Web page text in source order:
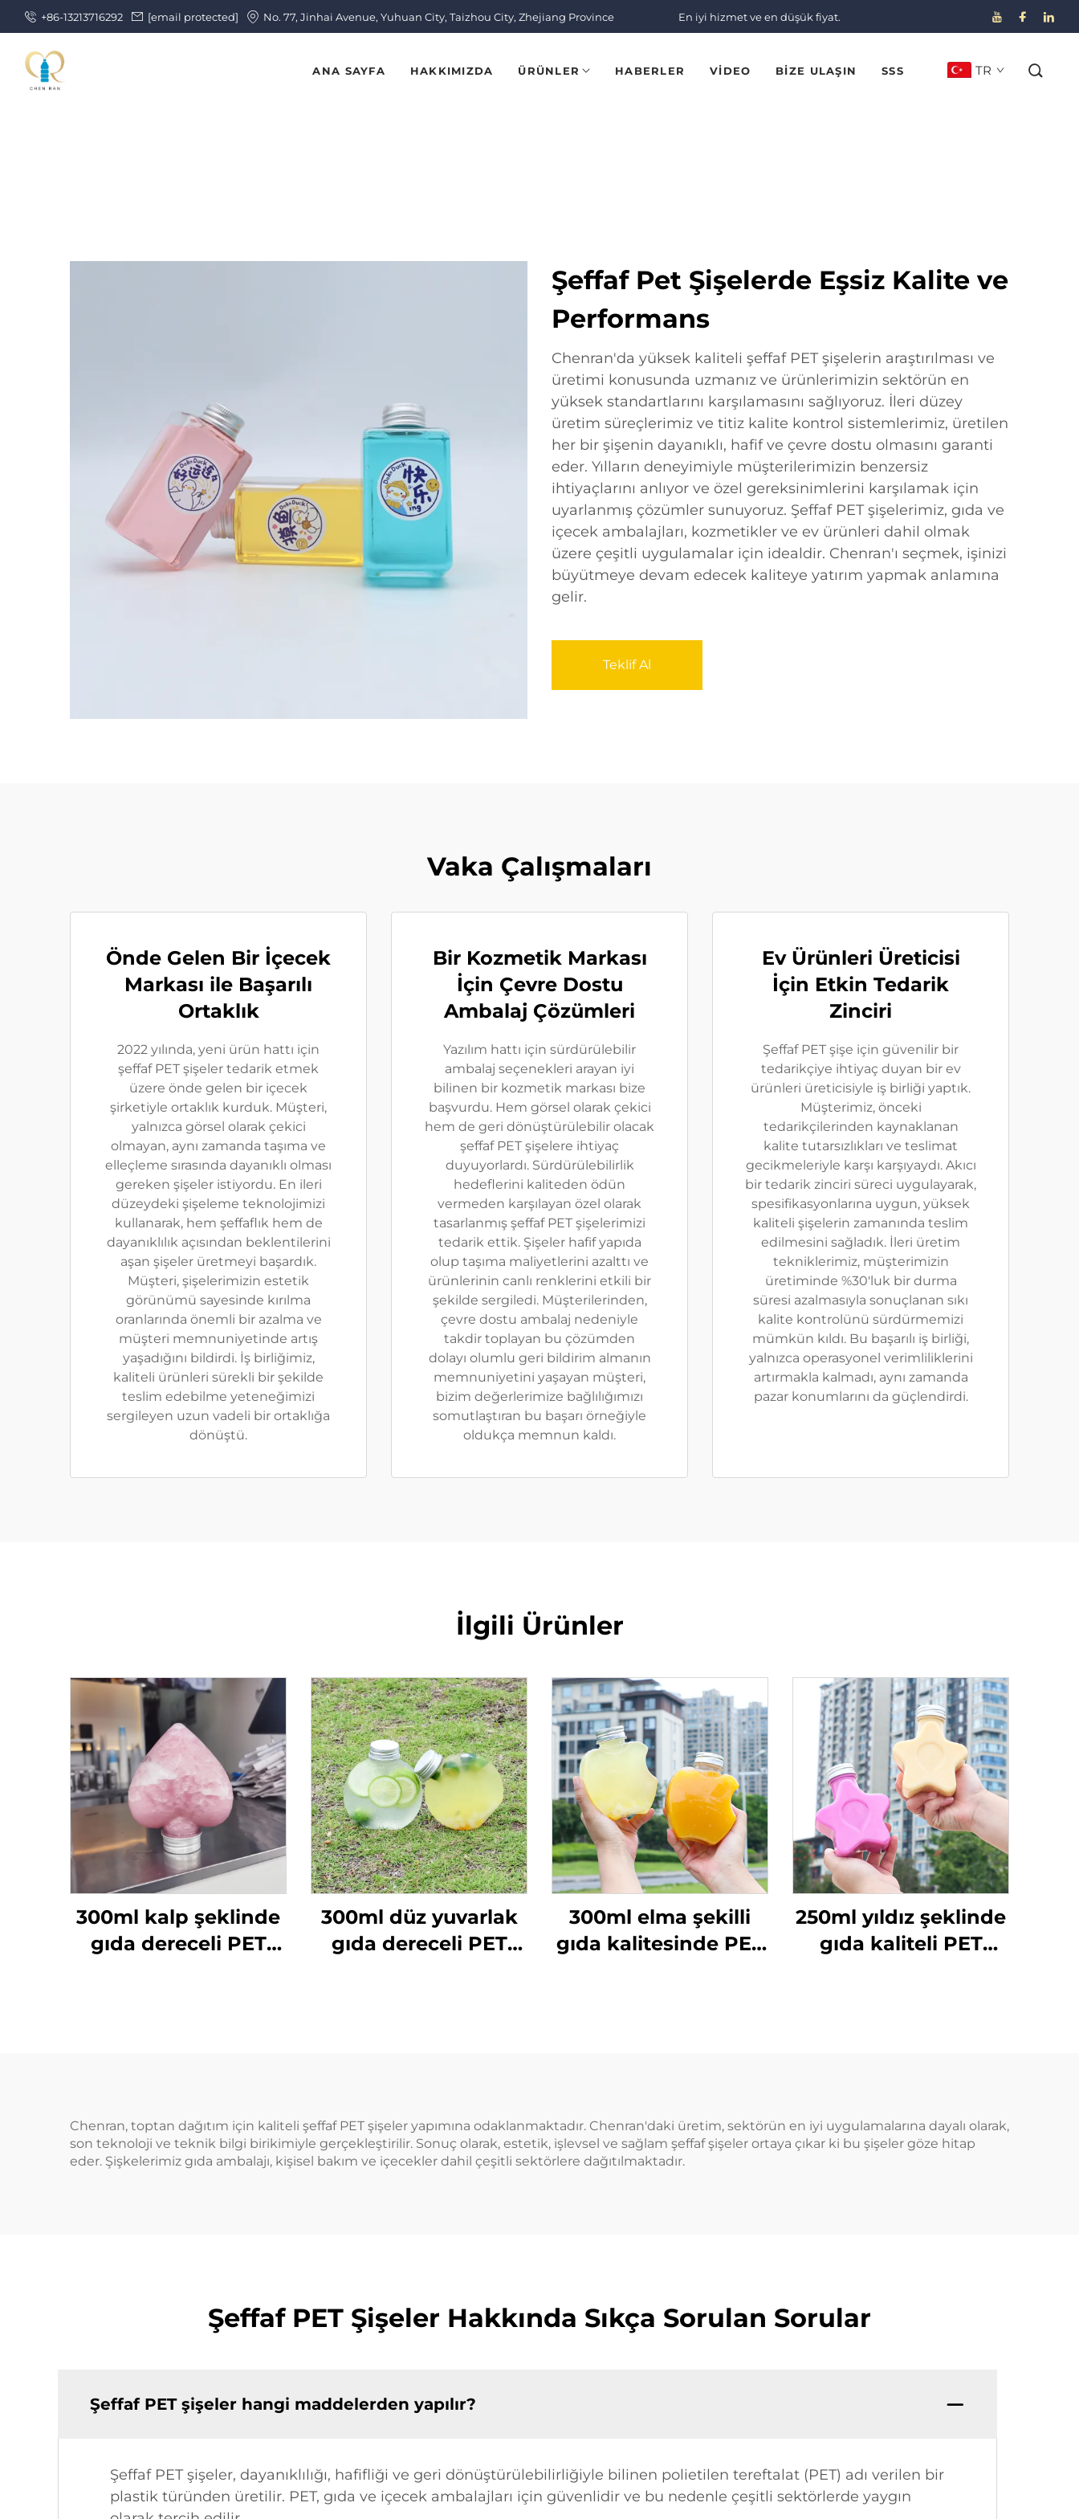
+86-13213716292 [email protected] No. 77, Jinhai Avenue, Yuhuan City, Taizhou City, Zhejiang Province En iyi hizmet ve en düşük fiyat.
ANA SAYFA HAKKIMIZDA ÜRÜNLER HABERLER VIDEO BIZE ULAŞIN SSS TR
Şeffaf Pet Şişelerde Eşsiz Kalite ve
Performans
Chenran'da yüksek kaliteli şeffaf PET şişelerin araştırılması ve
üretimi konusunda uzmanız ve ürünlerimizin sektörün en
yüksek standartlarını karşılamasını sağlıyoruz. İleri düzey
üretim süreçlerimiz ve titiz kalite kontrol sistemlerimiz, üretilen
her bir şişenin dayanıklı, hafif ve çevre dostu olmasını garanti
eder. Yılların deneyimiyle müşterilerimizin benzersiz
ihtiyaçlarını anlıyor ve özel gereksinimlerini karşılamak için
uyarlanmış çözümler sunuyoruz. Şeffaf PET şişelerimiz, gıda ve
içecek ambalajları, kozmetikler ve ev ürünleri dahil olmak
üzere çeşitli uygulamalar için idealdir. Chenran'ı seçmek, işinizi
büyütmeye devam edecek kaliteye yatırım yapmak anlamına
gelir.
Teklif Al
Vaka Çalışmaları
Önde Gelen Bir İçecek
Markası ile Başarılı
Ortaklık
2022 yılında, yeni ürün hattı için
şeffaf PET şişeler tedarik etmek
üzere önde gelen bir içecek
şirketiyle ortaklık kurduk. Müşteri,
yalnızca görsel olarak çekici
olmayan, aynı zamanda taşıma ve
elleçleme sırasında dayanıklı olması
gereken şişeler istiyordu. En ileri
düzeydeki şişeleme teknolojimizi
kullanarak, hem şeffaflık hem de
dayanıklılık açısından beklentilerini
aşan şişeler üretmeyi başardık.
Müşteri, şişelerimizin estetik
görünümü sayesinde kırılma
oranlarında önemli bir azalma ve
müşteri memnuniyetinde artış
yaşadığını bildirdi. İş birliğimiz,
kaliteli ürünleri sürekli bir şekilde
teslim edebilme yeteneğimizi
sergileyen uzun vadeli bir ortaklığa
dönüştü.
Bir Kozmetik Markası
İçin Çevre Dostu
Ambalaj Çözümleri
Yazılım hattı için sürdürülebilir
ambalaj seçenekleri arayan iyi
bilinen bir kozmetik markası bize
başvurdu. Hem görsel olarak çekici
hem de geri dönüştürülebilir olacak
şeffaf PET şişelere ihtiyaç
duyuyorlardı. Sürdürülebilirlik
hedeflerini kaliteden ödün
vermeden karşılayan özel olarak
tasarlanmış şeffaf PET şişelerimizi
tedarik ettik. Şişeler hafif yapıda
olup taşıma maliyetlerini azalttı ve
ürünlerinin canlı renklerini etkili bir
şekilde sergiledi. Müşterilerinden,
çevre dostu ambalaj nedeniyle
takdir toplayan bu çözümden
dolayı olumlu geri bildirim almanın
memnuniyetini yaşayan müşteri,
bizim değerlerimize bağlılığımızı
somutlaştıran bu başarı örneğiyle
oldukça memnun kaldı.
Ev Ürünleri Üreticisi
İçin Etkin Tedarik
Zinciri
Şeffaf PET şişe için güvenilir bir
tedarikçiye ihtiyaç duyan bir ev
ürünleri üreticisiyle iş birliği yaptık.
Müşterimiz, önceki
tedarikçilerinden kaynaklanan
kalite tutarsızlıkları ve teslimat
gecikmeleriyle karşı karşıyaydı. Akıcı
bir tedarik zinciri süreci uygulayarak,
spesifikasyonlarına uygun, yüksek
kaliteli şişelerin zamanında teslim
edilmesini sağladık. İleri üretim
tekniklerimiz, müşterimizin
üretiminde %30'luk bir durma
süresi azalmasıyla sonuçlanan sıkı
kalite kontrolünü sürdürmemizi
mümkün kıldı. Bu başarılı iş birliği,
yalnızca operasyonel verimliliklerini
artırmakla kalmadı, aynı zamanda
pazar konumlarını da güçlendirdi.
İlgili Ürünler
300ml kalp şeklinde
gıda dereceli PET
300ml düz yuvarlak
gıda dereceli PET
300ml elma şekilli
gıda kalitesinde PET
250ml yıldız şeklinde
gıda kaliteli PET
Chenran, toptan dağıtım için kaliteli şeffaf PET şişeler yapımına odaklanmaktadır. Chenran'daki üretim, sektörün en iyi uygulamalarına dayalı olarak,
son teknoloji ve teknik bilgi birikimiyle gerçekleştirilir. Sonuç olarak, estetik, işlevsel ve sağlam şeffaf şişeler ortaya çıkar ki bu şişeler göze hitap
eder. Şişkelerimiz gıda ambalajı, kişisel bakım ve içecekler dahil çeşitli sektörlere dağıtılmaktadır.
Şeffaf PET Şişeler Hakkında Sıkça Sorulan Sorular
Şeffaf PET şişeler hangi maddelerden yapılır?
Şeffaf PET şişeler, dayanıklılığı, hafifliği ve geri dönüştürülebilirliğiyle bilinen polietilen tereftalat (PET) adı verilen bir
plastik türünden üretilir. PET, gıda ve içecek ambalajları için güvenlidir ve bu nedenle çeşitli sektörlerde yaygın